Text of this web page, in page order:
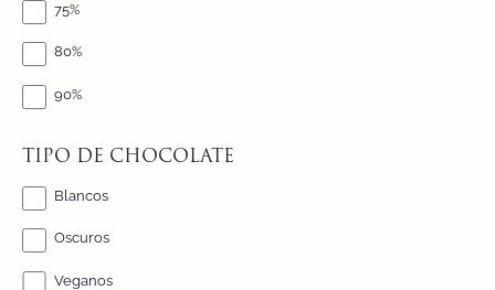
75%
80%
90%
TIPO DE CHOCOLATE
Blancos
Oscuros
Veganos